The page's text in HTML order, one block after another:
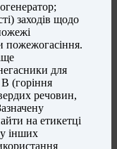
заходів щодо
пожежогасіння.
для
(горіння
речовин,
на етикетці
інших